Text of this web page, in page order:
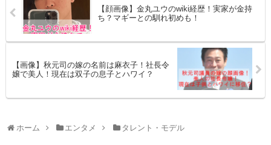
【顔画像】金丸ユウのwiki経歴！実家が金持
ち？マギーとの馴れ初めも！
【画像】秋元司の嫁の名前は麻衣子！社長令
嬢で美人！現在は双子の息子とハワイ？
ホーム エンタメ タレント・モデル